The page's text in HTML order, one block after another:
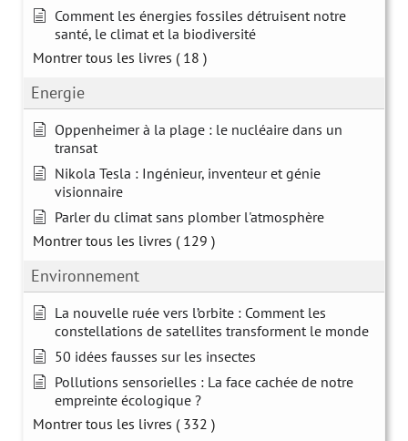
Comment les énergies fossiles détruisent notre
santé, le climat et la biodiversité
Montrer tous les livres ( 18 )
Energie
Oppenheimer à la plage : le nucléaire dans un
transat
Nikola Tesla : Ingénieur, inventeur et génie
visionnaire
Parler du climat sans plomber l'atmosphère
Montrer tous les livres ( 129 )
Environnement
La nouvelle ruée vers l’orbite : Comment les
constellations de satellites transforment le monde
50 idées fausses sur les insectes
Pollutions sensorielles : La face cachée de notre
empreinte écologique ?
Montrer tous les livres ( 332 )